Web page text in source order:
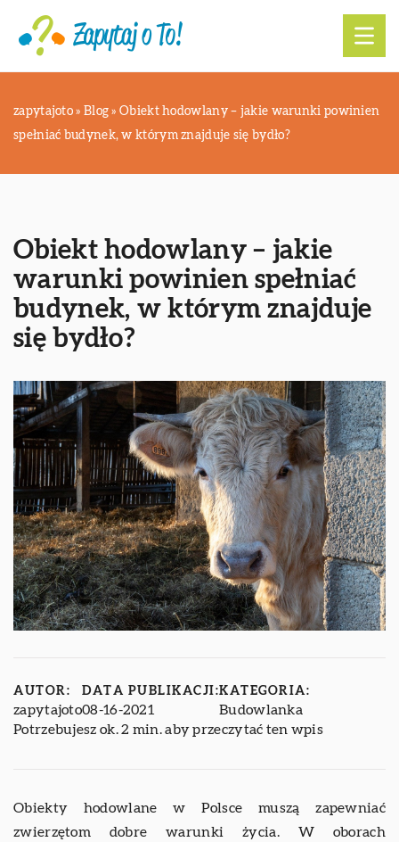
zapytajoto » Blog »Obiekt hodowlany – jakie warunki powinien
spełniać budynek, w którym znajduje się bydło?
Obiekt hodowlany – jakie
warunki powinien spełniać
budynek, w którym znajduje
się bydło?
AUTOR:
zapytajoto
DATA PUBLIKACJI:
08-16-2021
KATEGORIA:
Budowlanka
Potrzebujesz ok. 2 min. aby przeczytać ten wpis
Obiekty hodowlane w Polsce muszą zapewniać
zwierzętom dobre warunki życia. W oborach